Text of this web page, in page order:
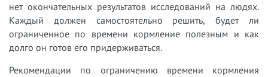
нет окончательных результатов исследований на людях.
Каждый должен самостоятельно решить, будет ли
ограниченное по времени кормление полезным и как
долго он готов его придерживаться.
Рекомендации по ограничению времени кормления